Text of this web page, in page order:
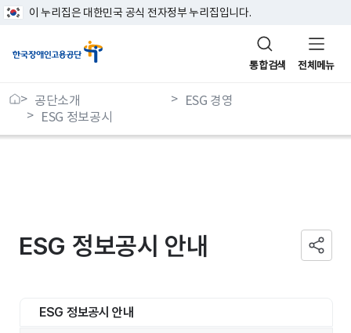
이 누리집은 대한민국 공식 전자정부 누리집입니다.
통합검색 전체메뉴
공단소개
ESG 경영
ESG 정보공시
ESG 정보공시 안내
ESG 정보공시 안내